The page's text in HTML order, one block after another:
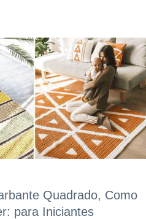
Quadrado, Como
para Iniciantes